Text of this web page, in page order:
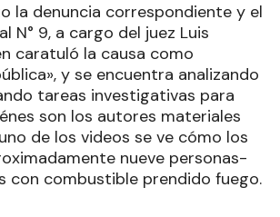
la denuncia correspondiente y el
N° 9, a cargo del juez Luis
caratuló la causa como
y se encuentra analizando
tareas investigativas para
son los autores materiales
de los videos se ve cómo los
nueve personas-
con combustible prendido fuego.